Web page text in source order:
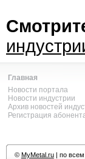
Главная
Новости портала
Новости индустрии
Архив новостей
Регистрация
© MyMetal.ru| по всем